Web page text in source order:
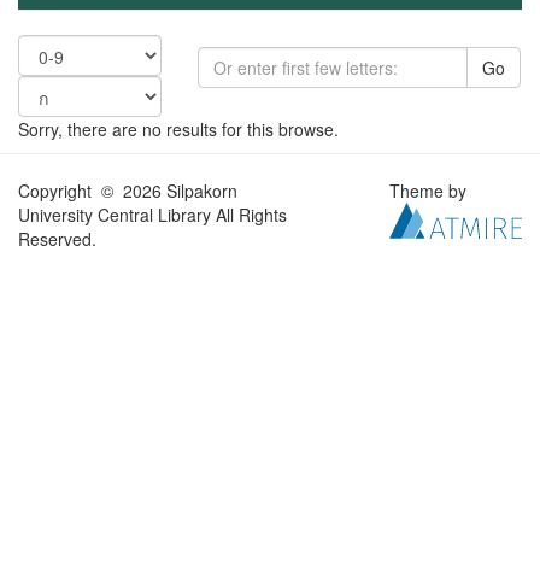
Go
Sorry, there are no results for this browse.
Copyright © 2026 Silpakorn
University Central Library All Rights
Reserved.
Theme by